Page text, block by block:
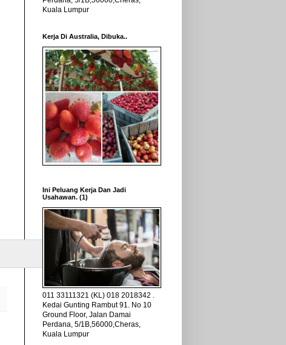
Kuala Lumpur
Kerja Di Australia, Dibuka..
Ini Peluang Kerja Dan Jadi
Usahawan. (1)
011 33111321 (KL) 018 2018342 .
Kedai Gunting Rambut 91. No 10
Ground Floor, Jalan Damai
Perdana, 5/1B,56000,Cheras,
Kuala Lumpur